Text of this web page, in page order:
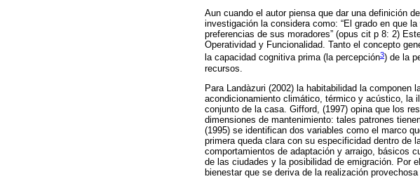
Aun cuando el autor piensa que dar una definición
investigación la considera como: “El grado en que
preferencias de sus moradores” (opus cit p 8: 2)
Operatividad y Funcionalidad. Tanto el concepto
la capacidad cognitiva prima (la percepción3) de la
recursos.
Para Landàzuri (2002) la habitabilidad la
acondicionamiento climático, térmico y acústico, la
conjunto de la casa. Gifford, (1997) opina que los
dimensiones de mantenimiento: tales patrones
(1995) se identifican dos variables como el marco
primera queda clara con su especificidad dentro de
comportamientos de adaptación y arraigo, básicos
de las ciudades y la posibilidad de emigración. Por
bienestar que se deriva de la realización